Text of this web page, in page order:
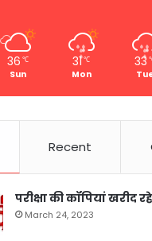
36 ℃
Sun
31℃
Mon
33
Recent
परीक्षा की कॉपियां खरीद
March 24, 2023